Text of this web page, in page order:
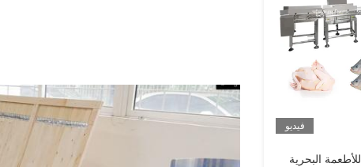
فيديو
آلة فرز الوزن SUS 316 للأطعمة البحرية